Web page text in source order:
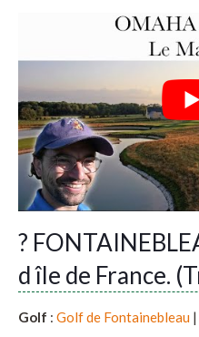
?
d île de France.
Golf : Golf de Fontainebleau |